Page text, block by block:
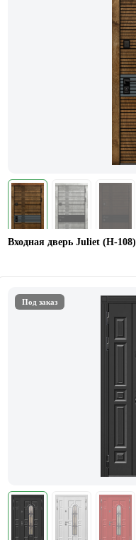
Входная дверь Juliet (Н-108)
Под заказ